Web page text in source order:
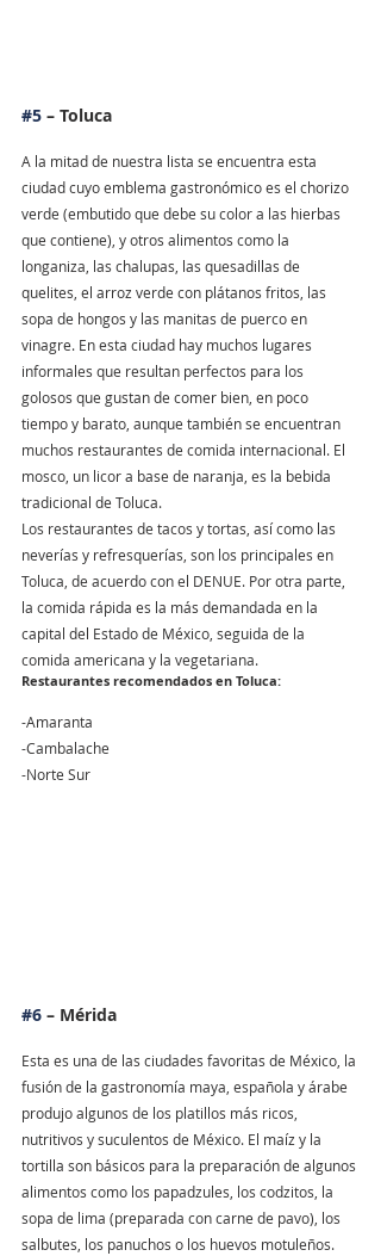
#5 – Toluca
A la mitad de nuestra lista se encuentra esta
ciudad cuyo emblema gastronómico es el chorizo
verde (embutido que debe su color a las hierbas
que contiene), y otros alimentos como la
longaniza, las chalupas, las quesadillas de
quelites, el arroz verde con plátanos fritos, las
sopa de hongos y las manitas de puerco en
vinagre. En esta ciudad hay muchos lugares
informales que resultan perfectos para los
golosos que gustan de comer bien, en poco
tiempo y barato, aunque también se encuentran
muchos restaurantes de comida internacional. El
mosco, un licor a base de naranja, es la bebida
tradicional de Toluca.
Los restaurantes de tacos y tortas, así como las
neverías y refresquerías, son los principales en
Toluca, de acuerdo con el DENUE. Por otra parte,
la comida rápida es la más demandada en la
capital del Estado de México, seguida de la
comida americana y la vegetariana.
Restaurantes recomendados en Toluca:
-Amaranta
-Cambalache
-Norte Sur
#6 – Mérida
Esta es una de las ciudades favoritas de México, la
fusión de la gastronomía maya, española y árabe
produjo algunos de los platillos más ricos,
nutritivos y suculentos de México. El maíz y la
tortilla son básicos para la preparación de algunos
alimentos como los papadzules, los codzitos, la
sopa de lima (preparada con carne de pavo), los
salbutes, los panuchos o los huevos motuleños.